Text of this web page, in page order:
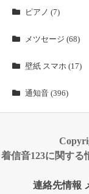
ピアノ (7)
メツセージ (68)
壁紙 スマホ (17)
通知音 (396)
着信音123に関する
連絡先情報